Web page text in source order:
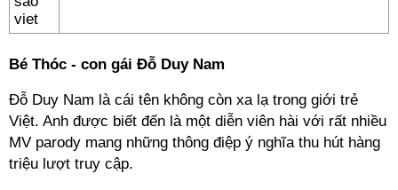
Bé Thóc - con gái Đỗ Duy Nam
Đỗ Duy Nam là cái tên không còn xa lạ trong giới trẻ
Việt. Anh được biết đến là một diễn viên hài với rất nhiều
MV parody mang những thông điệp ý nghĩa thu hút hàng
triệu lượt truy cập.